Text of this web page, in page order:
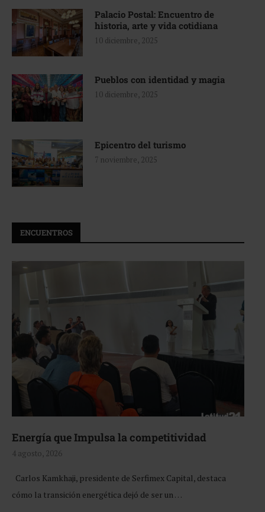
Palacio Postal: Encuentro de
historia, arte y vida cotidiana
10 diciembre, 2025
Pueblos con identidad y magia
10 diciembre, 2025
Epicentro del turismo
7 noviembre, 2025
ENCUENTROS
Energía que Impulsa la competitividad
4 agosto, 2026
Carlos Kamkhaji, presidente de Serfimex Capital, destaca
cómo la transición energética dejó de ser un …